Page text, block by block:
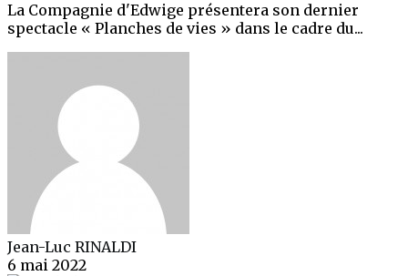
La Compagnie d'Edwige présentera son dernier
spectacle « Planches de vies » dans le cadre du...
Jean-Luc RINALDI
6 mai 2022